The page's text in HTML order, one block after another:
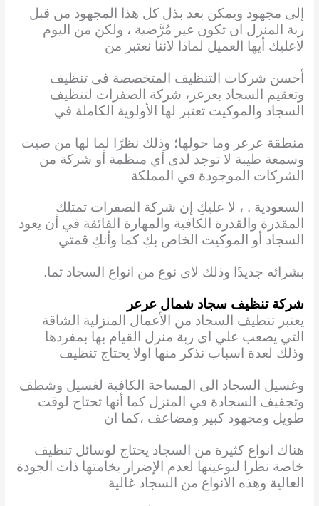
إلى مجهود ويمكن بعد بذل كل هذا المجهود من قبل
ربة المنزل ان تكون غير مُرَّضية ، ولكن من اليوم
لاعليك أيها العميل لماذا لاننا نعتبر من
أحسن شركات التنظيف المتخصصة فى تنظيف
وتعقيم السجاد بعرعر، شركة الصفرات لتنظيف
السجاد والموكيت تعتبر لها الأولوية الكاملة في
منطقة عرعر وما حولها؛ وذلك نظرًا لما لها من صيت
وسمعة طيبة لا توجد لدى أي منظمة أو شركة من
الشركات الموجودة في المملكة
السعودية . ، لا عليكِ إن شركة الصفرات تمتلك
المقدرة والقدرة الكافية والمهارة الفائقة في أن يعود
السجاد أو الموكيت الخاص بكِ كما وأنكِ قمتي
بشرائه جديدًا وذلك لاى نوع من انواع السجاد تما.
شركة تنظيف سجاد شمال عرعر
يعتبر تنظيف السجاد من الأعمال المنزلية الشاقة
التي يصعب علي اى ربة منزل القيام بها بمفردها
وذلك لعدة اسباب نذكر منها اولا يحتاج تنظيف
وغسيل السجاد الى المساحة الكافية لغسيل وشطف
وتجفيف السجادة في المنزل كما أنها تحتاج لوقت
طويل ومجهود كبير ومضاعف ،كما ان
هناك انواع كثيرة من السجاد يحتاج لوسائل تنظيف
خاصة نظرا لنوعيتها لعدم الإضرار بخامتها ذات الجودة
العالية وهذه الانواع من السجاد غالية